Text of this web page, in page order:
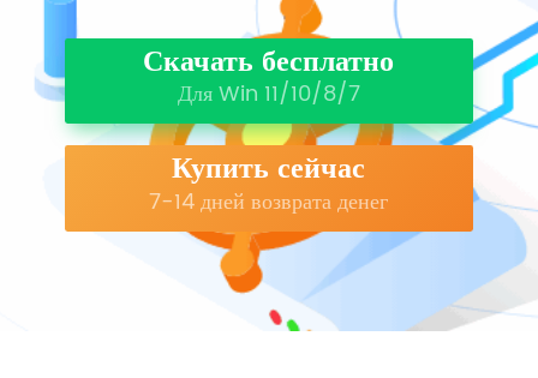
Скачать бесплатно
Для Win 11/10/8/7
Купить сейчас
7-14 дней возврата денег